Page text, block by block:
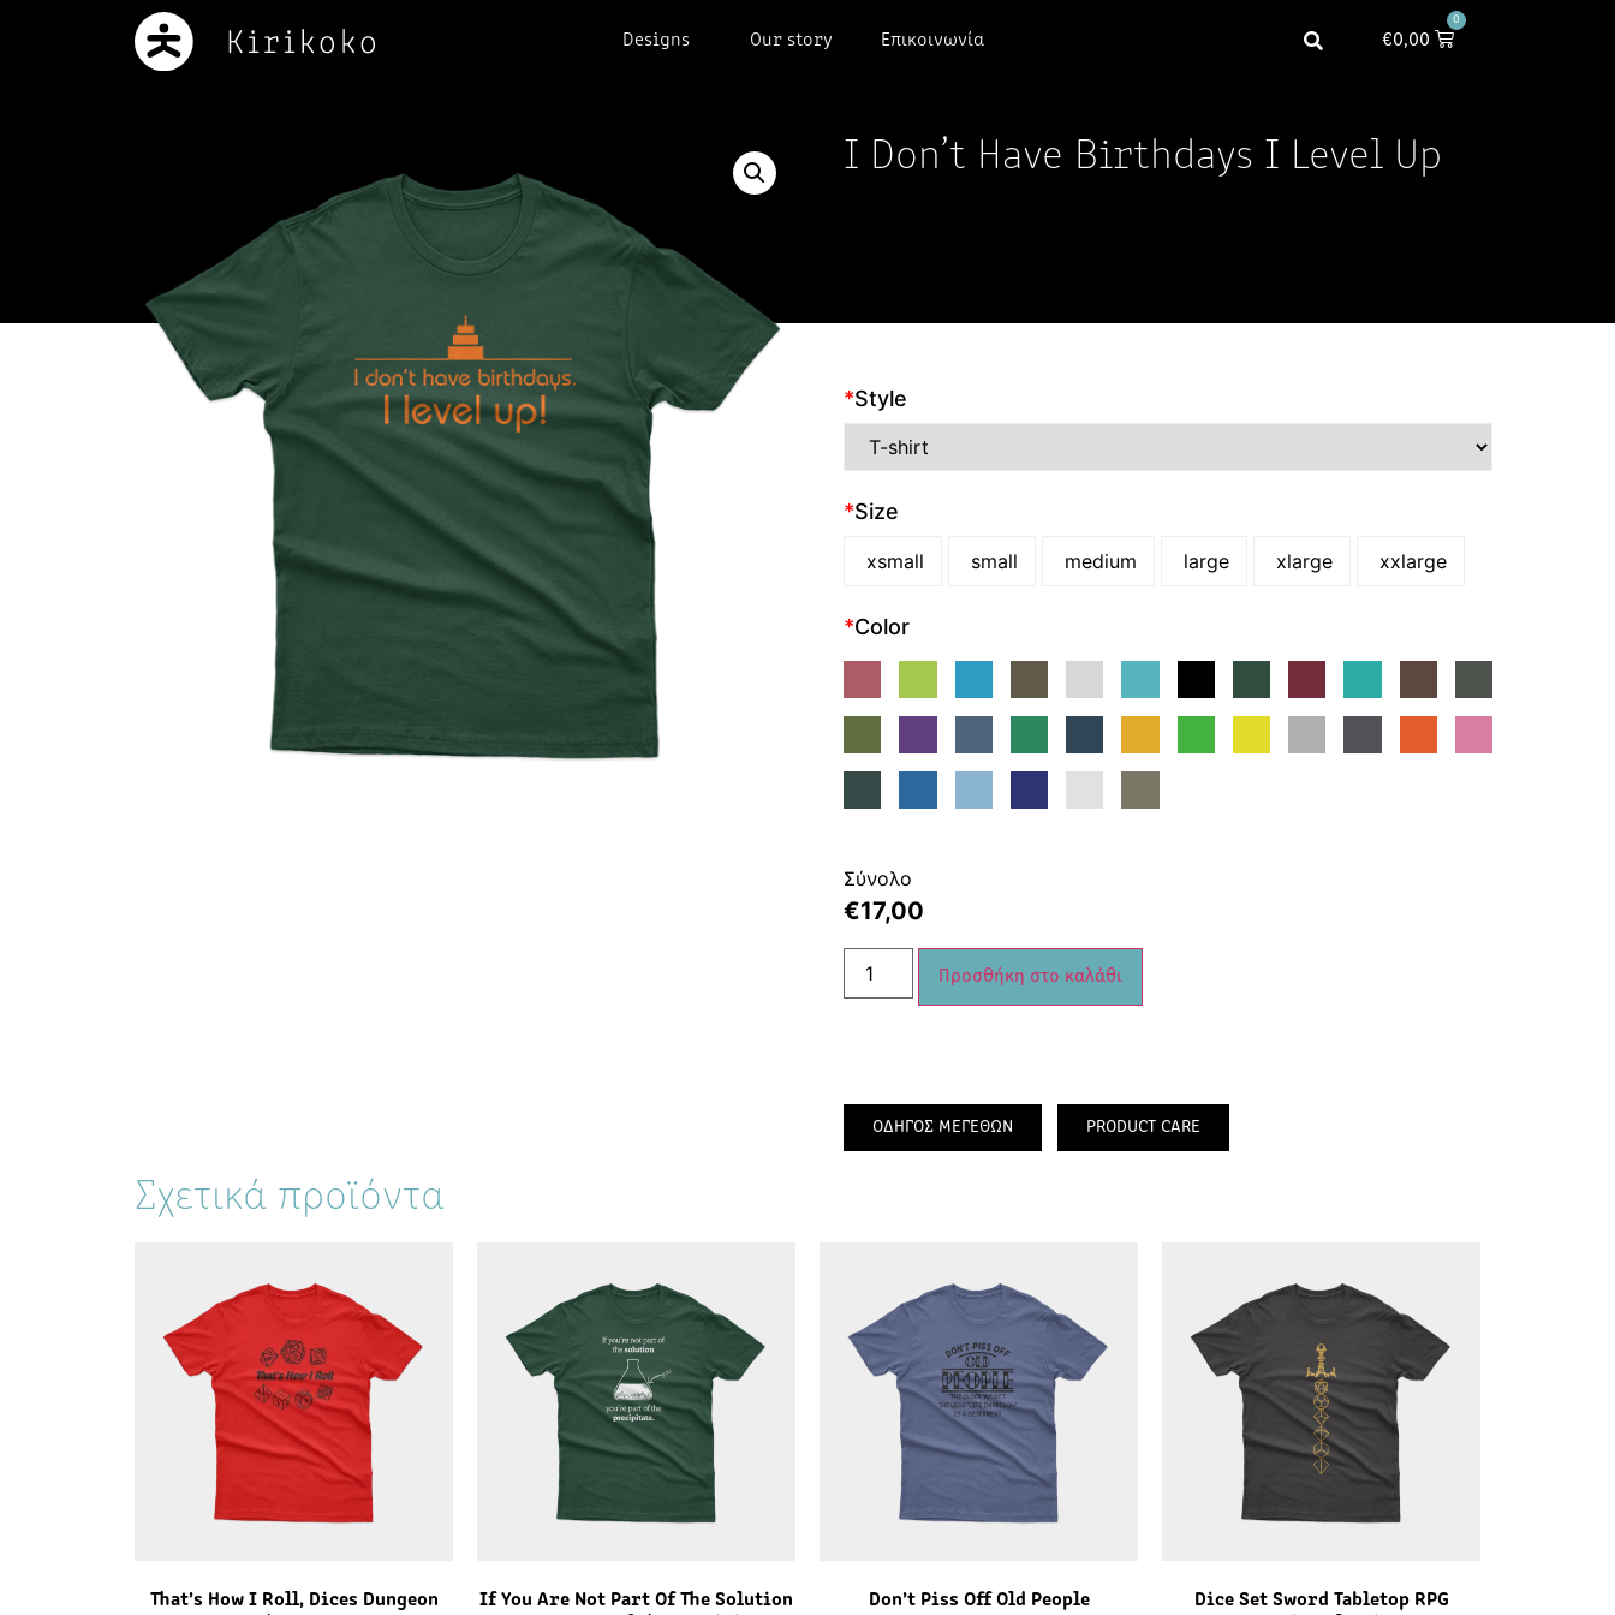
Designs Our story Επικοινωνία €0,00
0
I Don’t Have Birthdays I Level Up
*Style
*Size
xsmall small medium large xlarge xxlarge
*Color
Σύνολο
€17,00
Προσθήκη στο καλάθι
ΟΔΗΓΟΣ ΜΕΓΕΘΩΝ PRODUCT CARE
Σχετικά προϊόντα
That’s How I Roll, Dices Dungeon
If You Are Not Part Of The Solution
Don’t Piss Off Old People
Dice Set Sword Tabletop RPG